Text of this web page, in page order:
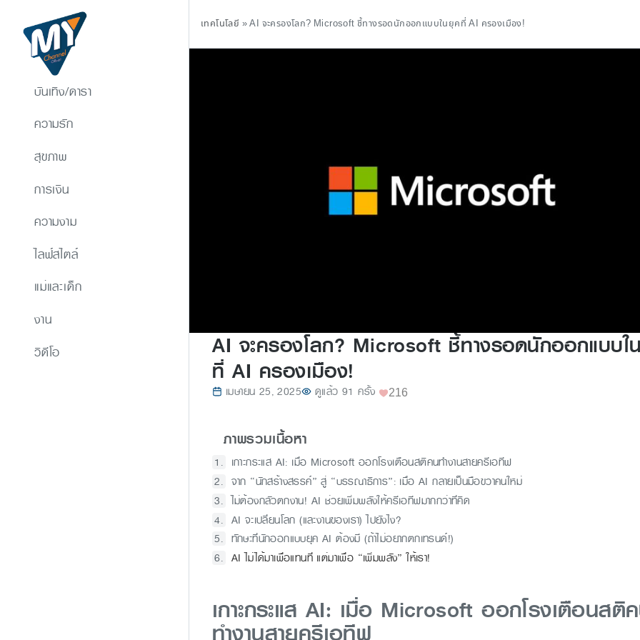
บันเทิง/ดารา
ความรัก
สุขภาพ
การเงิน
ความงาม
ไลฟ์สไตล์
แม่และเด็ก
งาน
วิดีโอ
เทคโนโลยี »AI จะครองโลก? Microsoft ชี้ทางรอดนักออกแบบในยุคที่ AI ครองเมือง!
AI จะครองโลก? Microsoft ชี้ทางรอดนักออกแบบใ
ที่ AI ครองเมือง!
เมษายน 25, 2025 ดูแล้ว 91 ครั้ง 216
ภาพรวมเนื้อหา
เกาะกระแส AI: เมื่อ Microsoft ออกโรงเตือนสติคนทำงานสายครีเอทีฟ
จาก “นักสร้างสรรค์” สู่ “บรรณาธิการ”: เมื่อ AI กลายเป็นมือขวาคนใหม่
ไม่ต้องกลัวตกงาน! AI ช่วยเพิ่มพลังให้ครีเอทีฟมากกว่าที่คิด
AI จะเปลี่ยนโลก (และงานของเรา) ไปยังไง?
ทักษะที่นักออกแบบยุค AI ต้องมี (ถ้าไม่อยากตกเทรนด์!)
AI ไม่ได้มาเพื่อแทนที่ แต่มาเพื่อ “เพิ่มพลัง” ให้เรา!
เกาะกระแส AI: เมื่อ Microsoft ออกโรงเตือนสติ